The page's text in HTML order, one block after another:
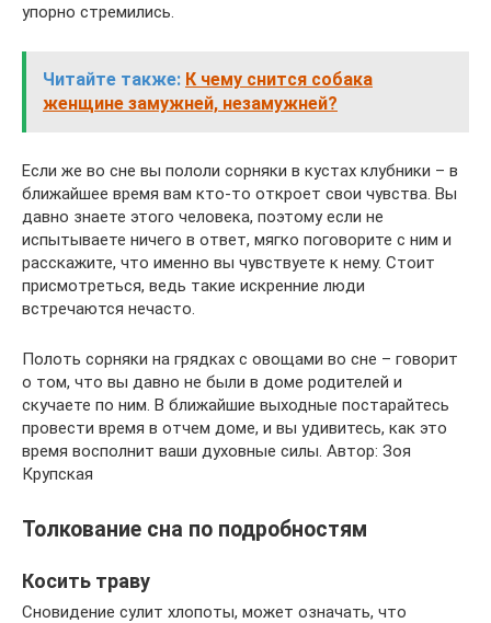
упорно стремились.
Читайте также: К чему снится собака
женщине замужней, незамужней?
Если же во сне вы пололи сорняки в кустах клубники – в
ближайшее время вам кто-то откроет свои чувства. Вы
давно знаете этого человека, поэтому если не
испытываете ничего в ответ, мягко поговорите с ним и
расскажите, что именно вы чувствуете к нему. Стоит
присмотреться, ведь такие искренние люди
встречаются нечасто.
Полоть сорняки на грядках с овощами во сне – говорит
о том, что вы давно не были в доме родителей и
скучаете по ним. В ближайшие выходные постарайтесь
провести время в отчем доме, и вы удивитесь, как это
время восполнит ваши духовные силы. Автор: Зоя
Крупская
Толкование сна по подробностям
Косить траву
Сновидение сулит хлопоты, может означать, что